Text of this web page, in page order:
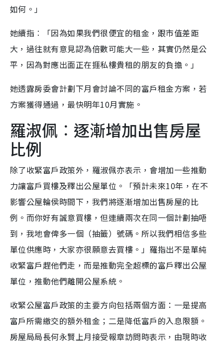
如何。」
她續指︰「因為如果我們很便宜的租金，跟市值差距
大，過往就有意見認為倍數可能大一些，其實仍然是公
平，因為對應出面正在捱私樓貴租的朋友的負擔。」
她透露房委會計劃下月會討論不同的富戶租金方案，若
方案獲得通過，最快明年10月實施。
羅淑佩︰逐漸增加出售房屋
比例
除了收緊富戶政策外，羅淑佩亦表示，會增加一些推動
力讓富戶買樓及釋出公屋單位。「預計未來10年，在不
影響公屋輪侯時間下，我們將逐漸增加出售房屋的比
例。而你好有誠意買樓，但連續兩次在同一個計劃抽唔
到，我地會俾多一個（抽籤）號碼。所以我們相信多些
單位供應時，大家亦很願意去買樓。」羅指出不是單純
收緊富戶趕他們走，而是推動完全超標的富戶釋出公屋
單位，推動他們離開公屋系統。
收緊公屋富戶政策的主要方向包括兩個方面：一是提高
富戶所需繳交的額外租金；二是降低富戶的入息限額。
房屋局局長何永賢上月接受報章訪問時表示，由現時收